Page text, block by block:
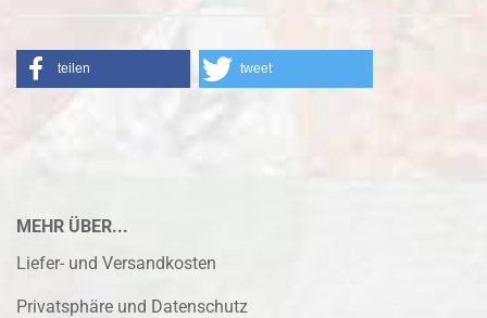
teilen tweet
MEHR ÜBER...
Liefer- und Versandkosten
Privatsphäre und Datenschutz